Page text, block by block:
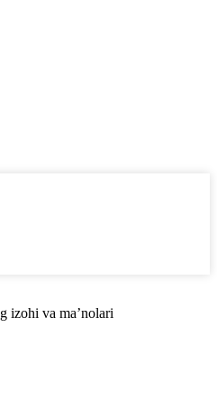
izohi va ma’nolari